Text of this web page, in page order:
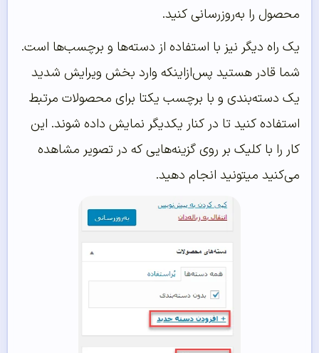
محصول را به‌روزرسانی کنید.
یک راه دیگر نیز با استفاده از دسته‌ها و برچسب‌ها است.
شما قادر هستید پس‌ازاینکه وارد بخش ویرایش شدید
یک دسته‌بندی و با برچسب یکتا برای محصولات مرتبط
استفاده کنید تا در کنار یکدیگر نمایش داده شوند. این
کار را با کلیک بر روی گزینه‌هایی که در تصویر مشاهده
می‌کنید میتونید انجام دهید.